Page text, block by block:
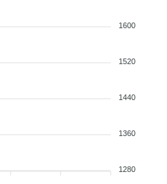
1600
1520
1440
1360
1280